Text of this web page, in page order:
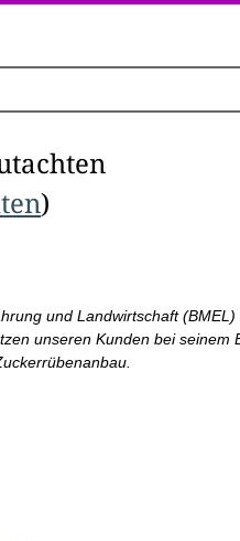
)
und Landwirtschaft (BMEL)
unseren Kunden bei seinem